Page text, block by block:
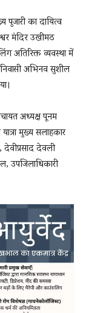
पुजारी का दायित्व
मंदिर उखीमठ
अतिरिक्त व्यवस्था में
अभिनव सुशील
अध्यक्ष पूनम
मुख्य सलाहकार
देवीप्रसाद देवली
उपजिलाधिकारी